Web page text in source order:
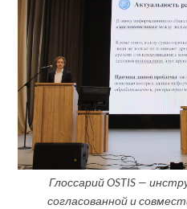
Глоссарий OSTIS —
согласованной и